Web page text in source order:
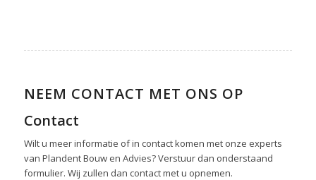
NEEM CONTACT MET ONS OP
Contact
Wilt u meer informatie of in contact komen met onze experts
van Plandent Bouw en Advies? Verstuur dan onderstaand
formulier. Wij zullen dan contact met u opnemen.